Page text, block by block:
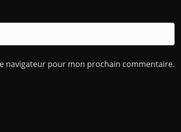
navigateur pour mon prochain commentaire.